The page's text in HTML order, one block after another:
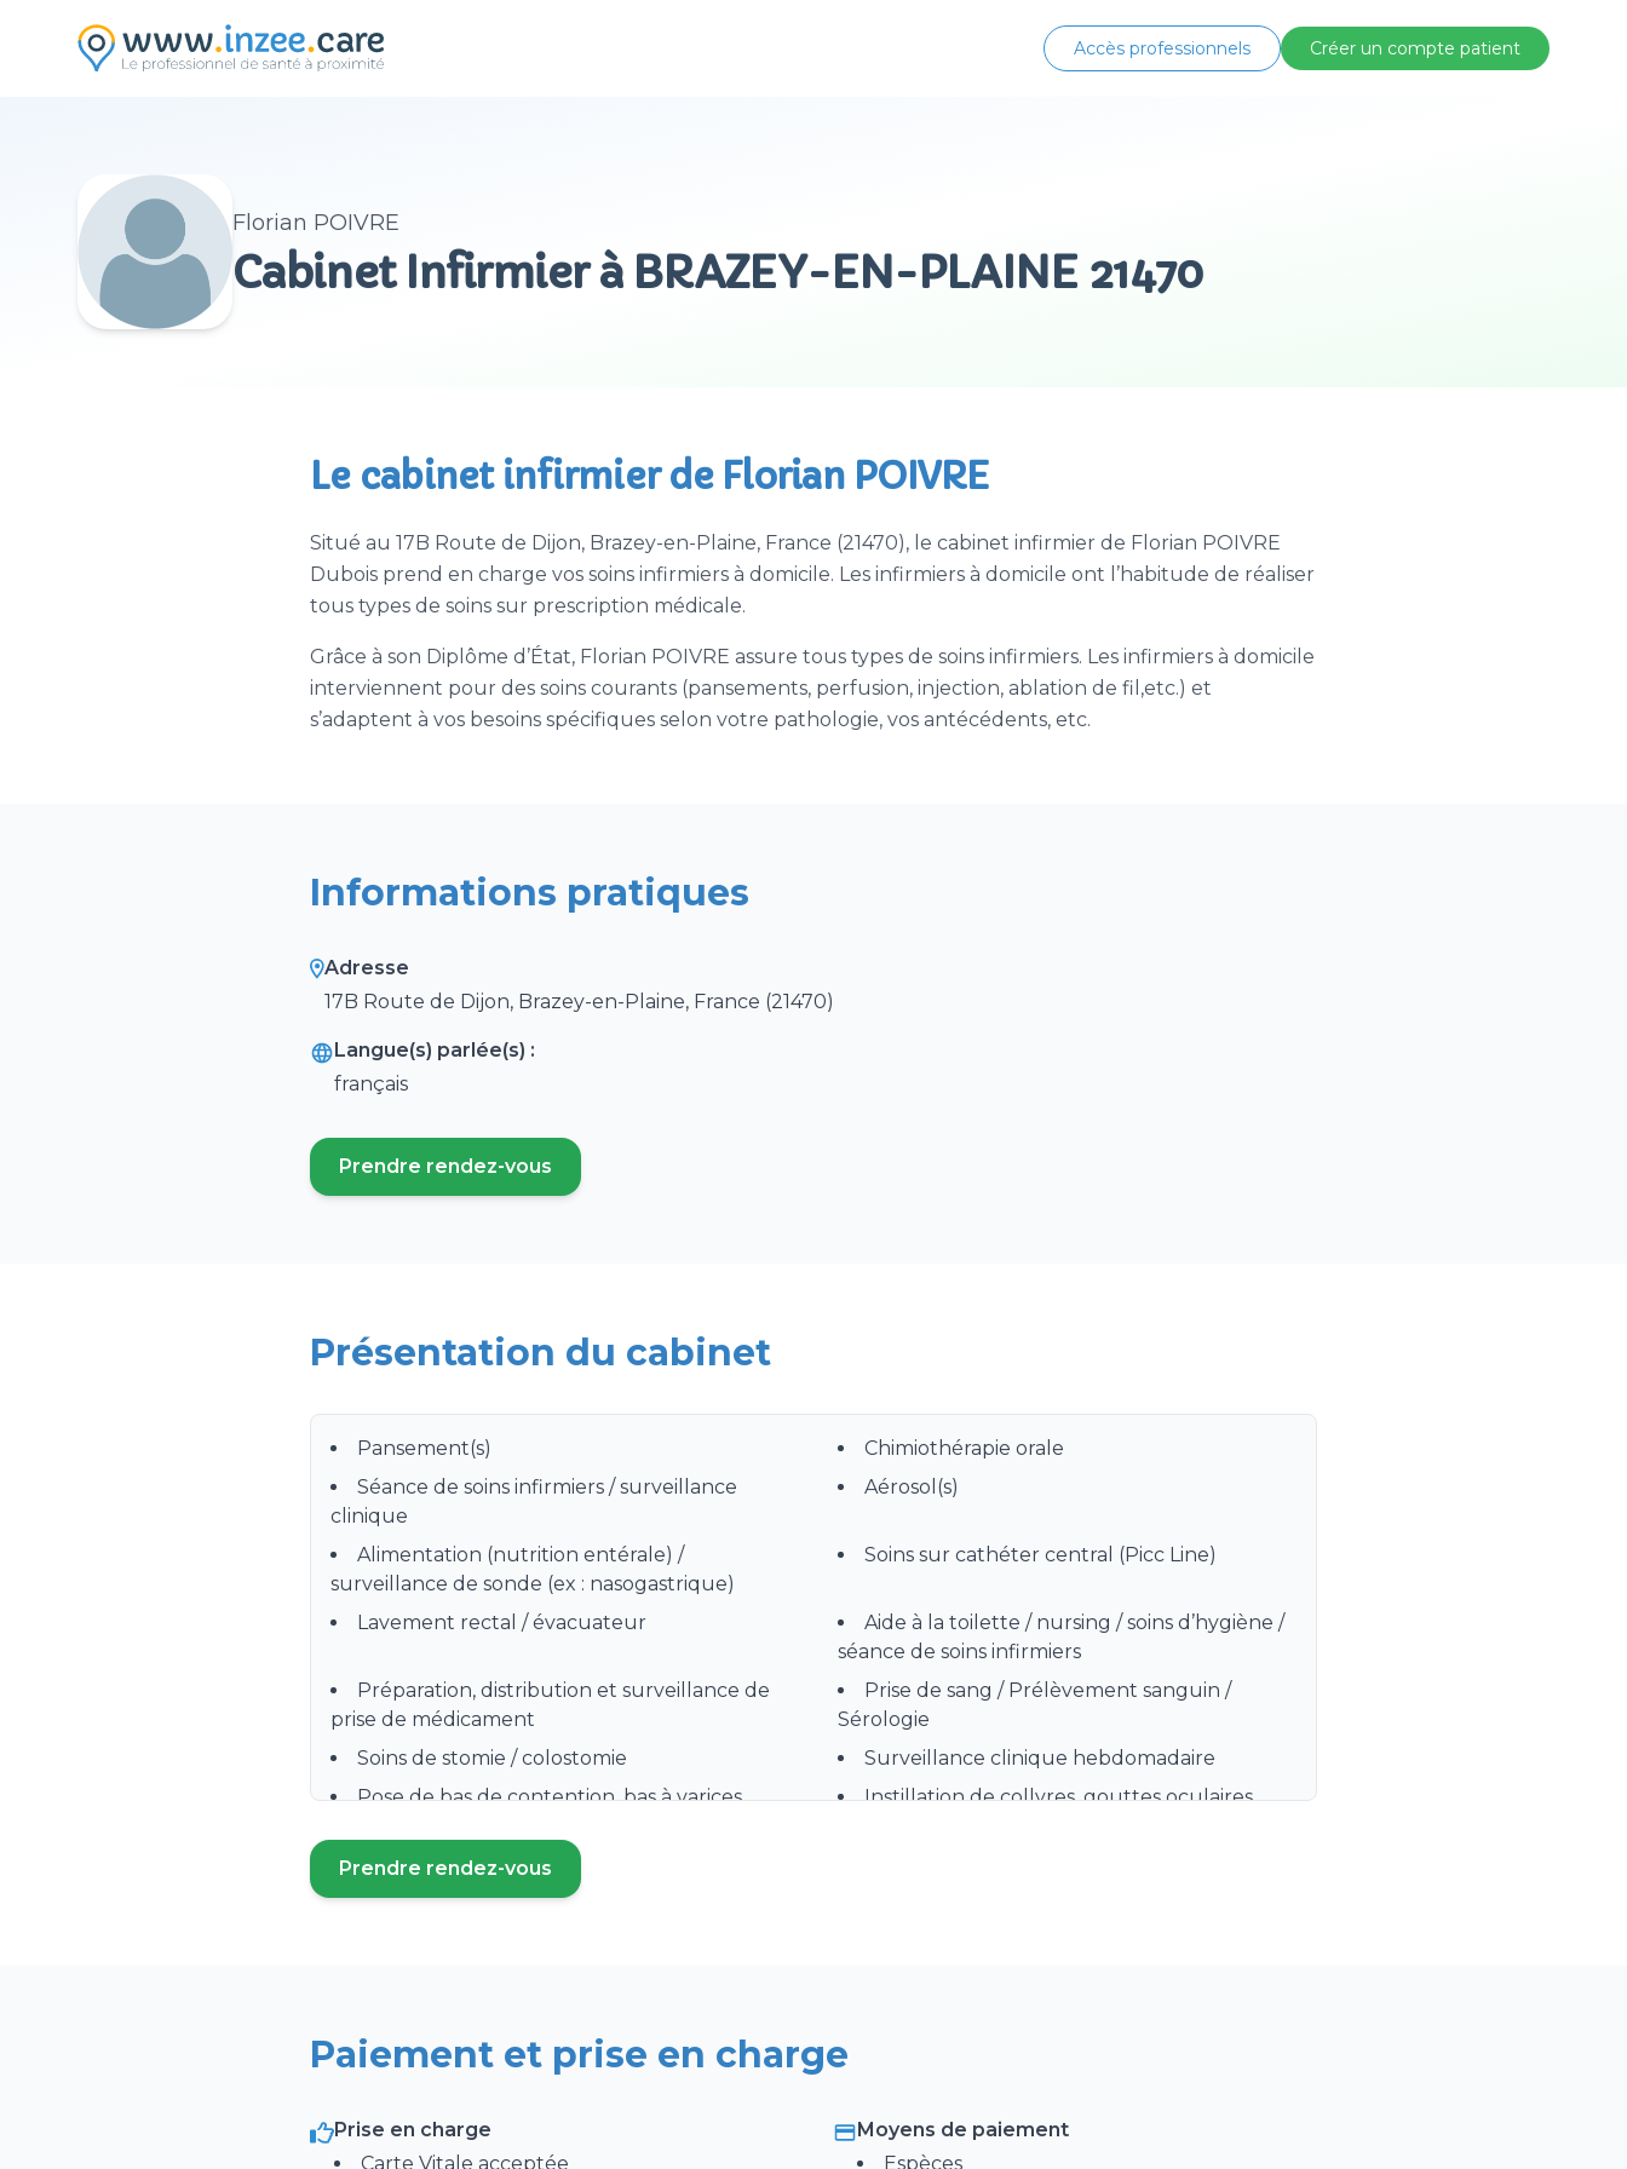
Accès professionnels Créer un compte patient
Florian POIVRE
Cabinet Infirmier à BRAZEY-EN-PLAINE 21470
Le cabinet infirmier de Florian POIVRE
Situé au 17B Route de Dijon, Brazey-en-Plaine, France (21470), le cabinet infirmier de Florian POIVRE
Dubois prend en charge vos soins infirmiers à domicile. Les infirmiers à domicile ont l’habitude de réaliser
tous types de soins sur prescription médicale.
Grâce à son Diplôme d’État, Florian POIVRE assure tous types de soins infirmiers. Les infirmiers à domicile
interviennent pour des soins courants (pansements, perfusion, injection, ablation de fil,etc.) et
s’adaptent à vos besoins spécifiques selon votre pathologie, vos antécédents, etc.
Informations pratiques
Adresse
17B Route de Dijon, Brazey-en-Plaine, France (21470)
Langue(s) parlée(s) :
français
Prendre rendez-vous
(ouvre un nouvel onglet)
Présentation du cabinet
Pansement(s)
Chimiothérapie orale
Séance de soins infirmiers / surveillance
clinique
Aérosol(s)
Alimentation (nutrition entérale) /
surveillance de sonde (ex : nasogastrique)
Soins sur cathéter central (Picc Line)
Lavement rectal / évacuateur
Aide à la toilette / nursing / soins d’hygiène /
séance de soins infirmiers
Préparation, distribution et surveillance de
prise de médicament
Prise de sang / Prélèvement sanguin /
Sérologie
Soins de stomie / colostomie
Surveillance clinique hebdomadaire
Pose de bas de contention, bas à varices
Instillation de collyres, gouttes oculaires
Surveillance et débranchement de
chimiothérapie
Injection (IM, SC, IV) Intramusculaire, Sous-
Retrait sonde urinaire
Soins pédiatriques
Dialyse péritonéale
Soins de trachéostomie ou trachéotomie
Vaccin (hors COVID)
Prendre rendez-vous
(ouvre un nouvel onglet)
Paiement et prise en charge
Prise en charge
Carte Vitale acceptée
Moyens de paiement
Espèces